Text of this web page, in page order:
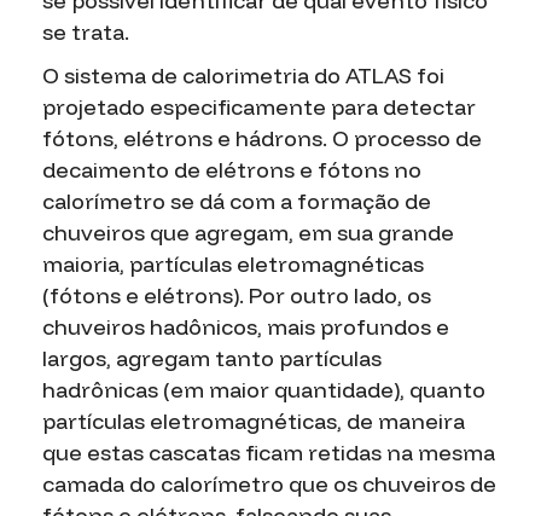
se trata.
O sistema de calorimetria do ATLAS foi
projetado especificamente para detectar
fótons, elétrons e hádrons. O processo de
decaimento de elétrons e fótons no
calorímetro se dá com a formação de
chuveiros que agregam, em sua grande
maioria, partículas eletromagnéticas
(fótons e elétrons). Por outro lado, os
chuveiros hadônicos, mais profundos e
largos, agregam tanto partículas
hadrônicas (em maior quantidade), quanto
partículas eletromagnéticas, de maneira
que estas cascatas ficam retidas na mesma
camada do calorímetro que os chuveiros de